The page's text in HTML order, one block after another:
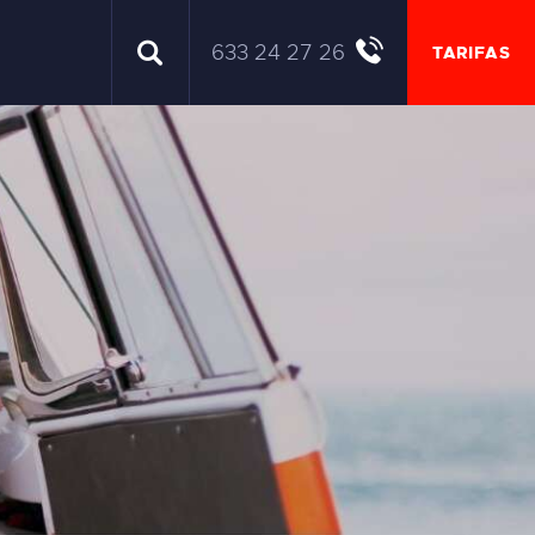
633 24 27 26 TARIFAS